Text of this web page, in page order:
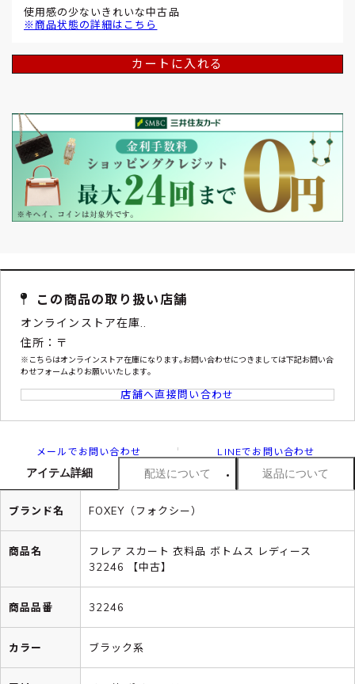
使用感の少ないきれいな中古品
※商品状態の詳細はこちら
カートに入れる
この商品の取り扱い店舗
オンラインストア在庫..
住所：〒
※こちらはオンラインストア在庫になります｡お問い合わせにつきましては下記お問い合
わせフォームよりお願いいたします｡
店舗へ直接問い合わせ
メールでお問い合わせ LINEでお問い合わせ
アイテム詳細 配送について 返品について
ブランド名 FOXEY（フォクシー）
商品名
フレア スカート 衣料品 ボトムス レディース
32246 【中古】
商品品番 32246
カラー ブラック系